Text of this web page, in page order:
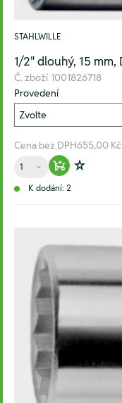
STAHLWILLE
1/2" dlouhý, 15
Č. zboží 1001826718
Provedení
Cena bez DPH655,00 Kč
Množství
Warenkorb
Zur
K dodání: 2